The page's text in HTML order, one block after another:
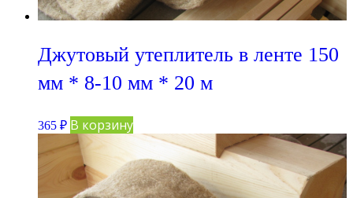
Джутовый утеплитель в ленте 150
мм * 8-10 мм * 20 м
365 ₽ В корзину